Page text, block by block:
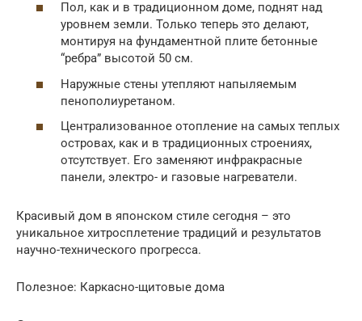
Пол, как и в традиционном доме, поднят над
уровнем земли. Только теперь это делают,
монтируя на фундаментной плите бетонные
“ребра” высотой 50 см.
Наружные стены утепляют напыляемым
пенополиуретаном.
Централизованное отопление на самых теплых
островах, как и в традиционных строениях,
отсутствует. Его заменяют инфракрасные
панели, электро- и газовые нагреватели.
Красивый дом в японском стиле сегодня – это
уникальное хитросплетение традиций и результатов
научно-технического прогресса.
Полезное: Каркасно-щитовые дома